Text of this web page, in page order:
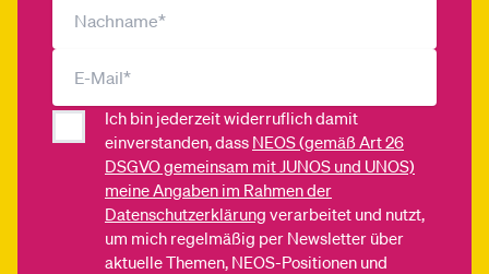
Ich bin jederzeit widerruflich damit
einverstanden, dass NEOS (gemäß Art 26
DSGVO gemeinsam mit JUNOS und UNOS)
meine Angaben im Rahmen der
Datenschutzerklärung verarbeitet und nutzt,
um mich regelmäßig per Newsletter über
aktuelle Themen, NEOS-Positionen und